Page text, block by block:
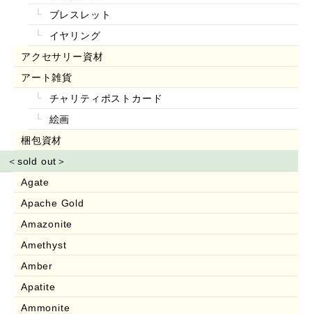
ブレスレット
イヤリング
アクセサリー資材
アート雑貨
チャリティポストカード
絵画
梱包資材
＜sold out＞
Agate
Apache Gold
Amazonite
Amethyst
Amber
Apatite
Ammonite